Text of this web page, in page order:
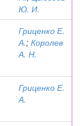
Ю. И.
Гриценко Е.
А.; Королев
А. Н.
Гриценко Е.
А.